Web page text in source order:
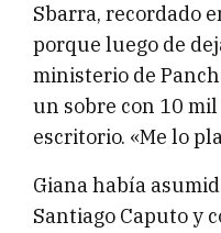
Sbarra, recordado
porque luego de
ministerio de
un sobre con 10
escritorio. «Me lo
Giana había
Santiago Caputo y